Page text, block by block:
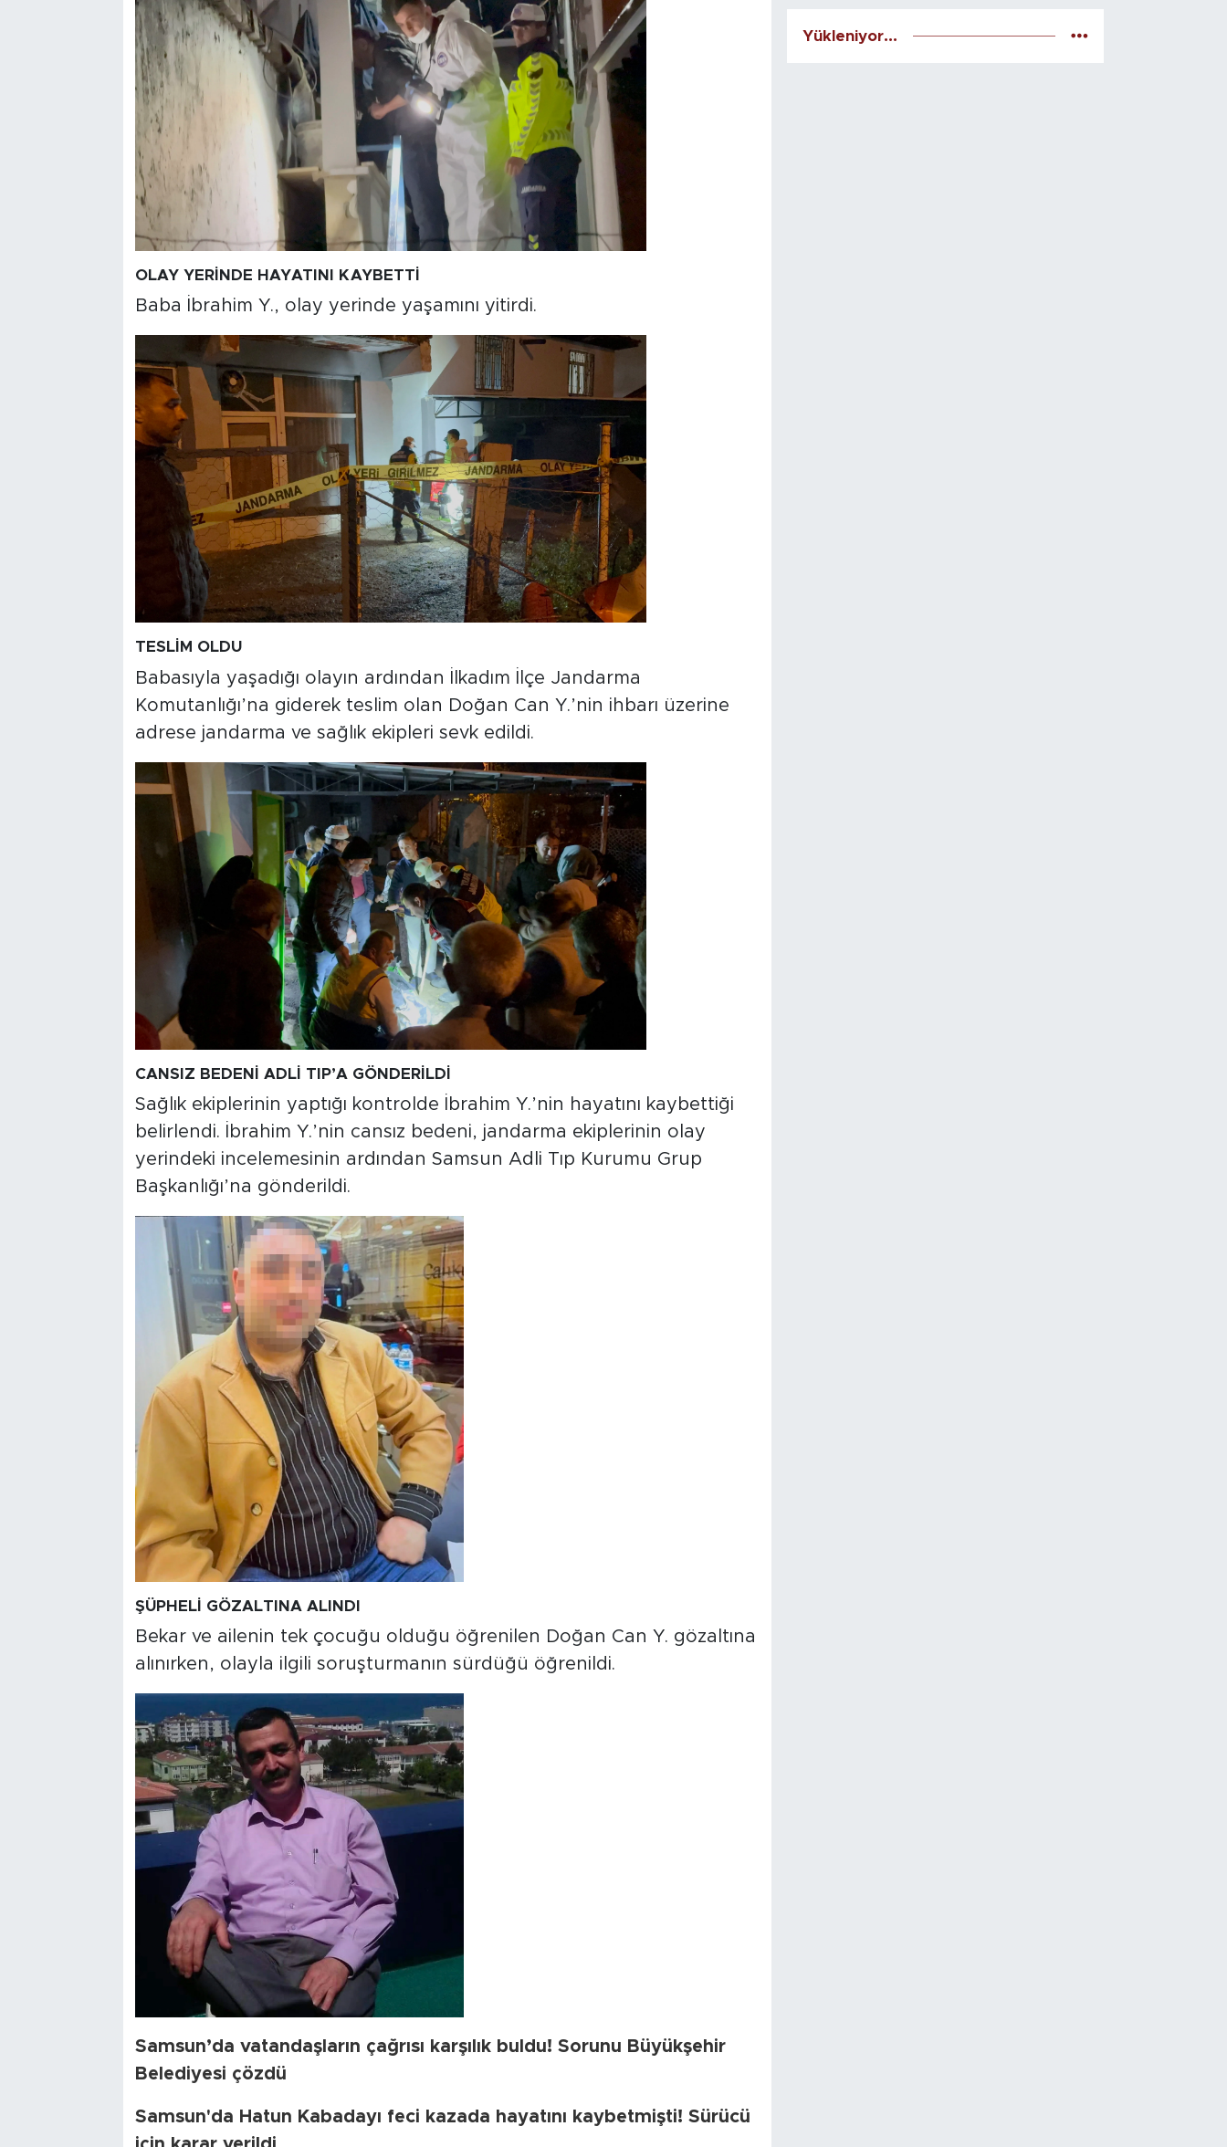
OLAY YERİNDE HAYATINI KAYBETTİ
Baba İbrahim Y., olay yerinde yaşamını yitirdi.
TESLİM OLDU
Babasıyla yaşadığı olayın ardından İlkadım İlçe Jandarma
Komutanlığı’na giderek teslim olan Doğan Can Y.’nin ihbarı üzerine
adrese jandarma ve sağlık ekipleri sevk edildi.
CANSIZ BEDENİ ADLİ TIP’A GÖNDERİLDİ
Sağlık ekiplerinin yaptığı kontrolde İbrahim Y.’nin hayatını kaybettiği
belirlendi. İbrahim Y.’nin cansız bedeni, jandarma ekiplerinin olay
yerindeki incelemesinin ardından Samsun Adli Tıp Kurumu Grup
Başkanlığı’na gönderildi.
ŞÜPHELİ GÖZALTINA ALINDI
Bekar ve ailenin tek çocuğu olduğu öğrenilen Doğan Can Y. gözaltına
alınırken, olayla ilgili soruşturmanın sürdüğü öğrenildi.
Samsun’da vatandaşların çağrısı karşılık buldu! Sorunu Büyükşehir
Belediyesi çözdü
Samsun'da Hatun Kabadayı feci kazada hayatını kaybetmişti! Sürücü
Yükleniyor...